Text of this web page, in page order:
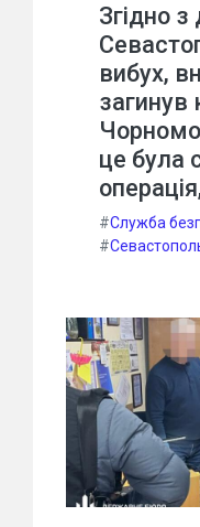
Згідно
вибух,
загинув
це була
#Служба
#